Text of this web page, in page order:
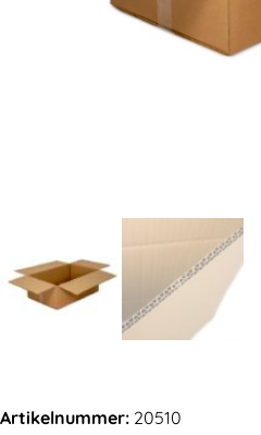
Artikelnummer: 20510